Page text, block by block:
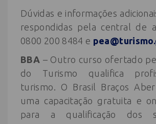
Dúvidas e informações
respondidas pela central de
0800 200 8484 e
BBA – Outro curso ofertado
do Turismo qualifica
turismo. O Brasil Braços
uma capacitação gratuita e
para a qualificação dos